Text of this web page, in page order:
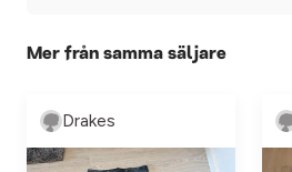
Mer från samma säljare
Drakes